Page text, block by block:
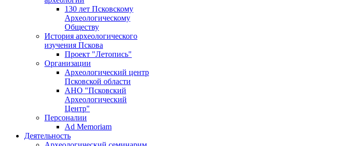
130 лет Псковскому
Археологическому
Обществу
История археологического
изучения Пскова
Проект "Летопись"
Организации
Археологический центр
Псковской области
АНО "Псковский
Археологический
Центр"
Персоналии
Ad Memoriam
Деятельность